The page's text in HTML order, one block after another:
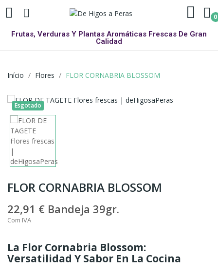
0
Frutas, Verduras Y Plantas Aromáticas Frescas De Gran
Calidad
Início Flores FLOR CORNABRIA BLOSSOM
Esgotado
FLOR CORNABRIA BLOSSOM
22,91 € Bandeja 39gr.
Com IVA
La Flor Cornabria Blossom:
Versatilidad Y Sabor En La Cocina